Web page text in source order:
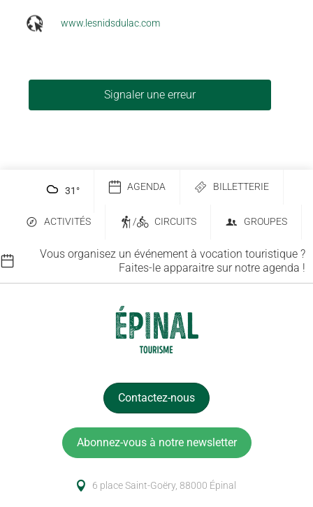
www.lesnidsdulac.com
Signaler une erreur
31 ° AGENDA BILLETTERIE
ACTIVITÉS / CIRCUITS GROUPES
Vous organisez un événement à vocation touristique ?
Faites-le apparaitre sur notre agenda !
Contactez-nous
Abonnez-vous à notre newsletter
6 place Saint-Goëry, 88000 Épinal